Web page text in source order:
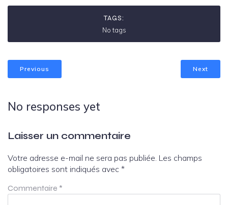
TAGS:
No tags
Previous Next
No responses yet
Laisser un commentaire
Votre adresse e-mail ne sera pas publiée. Les champs
obligatoires sont indiqués avec *
Commentaire *